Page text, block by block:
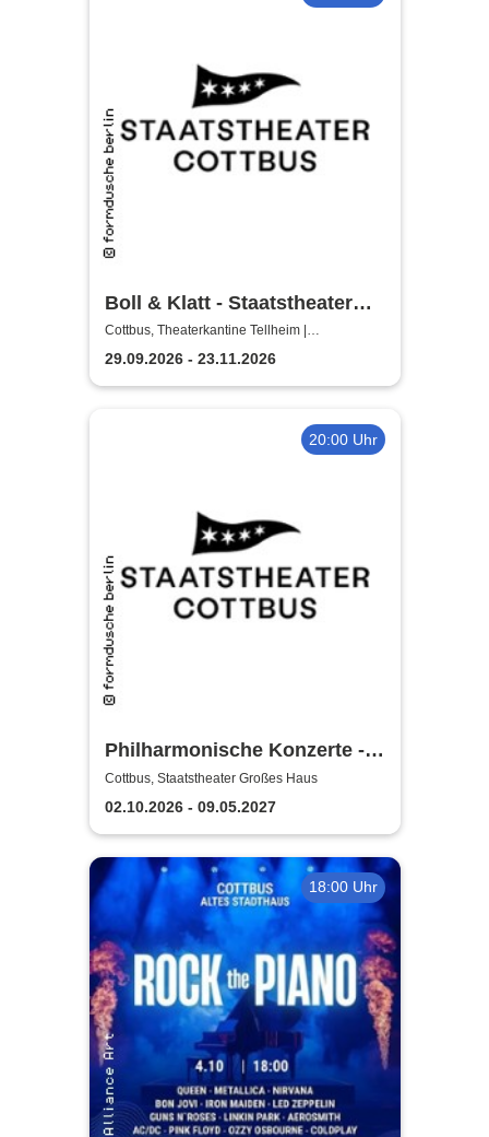
Boll & Klatt - Staatstheater
Cottbus
Cottbus, Theaterkantine Tellheim |
Staatstheater Cottbus
29.09.2026 - 23.11.2026
20:00 Uhr
Philharmonische Konzerte -
Staatstheater Cottbus
Cottbus, Staatstheater Großes Haus
02.10.2026 - 09.05.2027
18:00 Uhr